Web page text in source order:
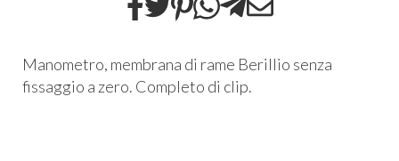
Manometro, membrana di rame Berillio senza
fissaggio a zero. Completo di clip.